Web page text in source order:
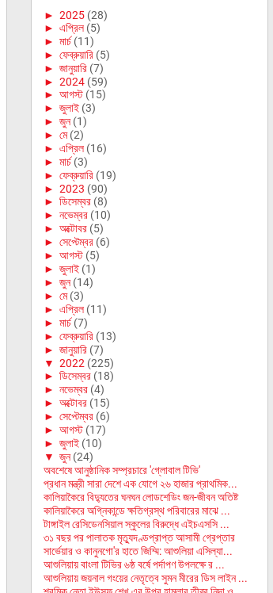
► 2025 (28)
► এপ্রিল (5)
► মার্চ (11)
► ফেব্রুয়ারি (5)
► জানুয়ারি (7)
► 2024 (59)
► আগস্ট (15)
► জুলাই (3)
► জুন (1)
► মে (2)
► এপ্রিল (16)
► মার্চ (3)
► ফেব্রুয়ারি (19)
► 2023 (90)
► ডিসেম্বর (8)
► নভেম্বর (10)
► অক্টোবর (5)
► সেপ্টেম্বর (6)
► আগস্ট (5)
► জুলাই (1)
► জুন (14)
► মে (3)
► এপ্রিল (11)
► মার্চ (7)
► ফেব্রুয়ারি (13)
► জানুয়ারি (7)
▼ 2022 (225)
► ডিসেম্বর (18)
► নভেম্বর (4)
► অক্টোবর (15)
► সেপ্টেম্বর (6)
► আগস্ট (17)
► জুলাই (10)
▼ জুন (24)
অবশেষে আনুষ্ঠানিক সম্প্রচারে 'গ্লোবাল টিভি'
প্রধান মন্ত্রী সারা দেশে এক যোগে ২৬ হাজার প্রাথমিক...
কালিয়াকৈরে বিদ্যুতের ঘনঘন লোডশেডিং জন-জীবন অতিষ্ট
কালিয়াকৈরে অগ্নিকান্ডে ক্ষতিগ্রস্থ পরিবারের মাঝে ...
টাঙ্গাইল রেসিডেনসিয়াল স্কুলের বিরুদ্ধে এইচএসসি ...
৩১ বছর পর পালাতক মৃত্যুদণ্ডপ্রাপ্ত আসামী গ্রেপ্তার
সার্ভেয়ার ও কানুনগো'র হাতে জিম্মি: আশুলিয়া এসিল্যা...
আশুলিয়ায় বাংলা টিভির ৬ষ্ঠ বর্ষে পর্দাপণ উপলক্ষে র ...
আশুলিয়ায় জয়নাল গংয়ের নেতৃত্বে সুমন মীরের ডিস লাইন ...